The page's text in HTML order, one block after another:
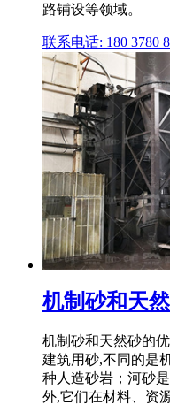
路铺设等领域。
联系电话: 180 3780
机制砂和天
机制砂和天然砂的
建筑用砂,不同的是
种人造砂岩；河砂
外,它们在材料、资